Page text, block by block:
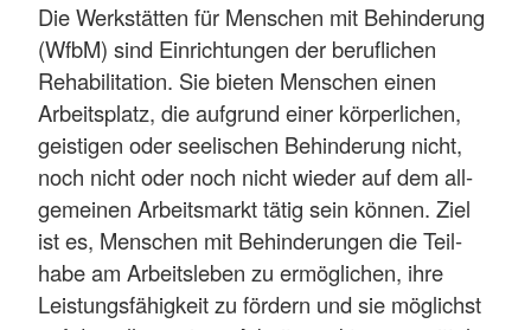
Die Werkstätten für Menschen mit Behinderung
(WfbM) sind Einrichtungen der beruflichen
Rehabilitation. Sie bieten Menschen einen
Arbeitsplatz, die aufgrund einer körperlichen,
geistigen oder seelischen Behinderung nicht,
noch nicht oder noch nicht wieder auf dem all-
gemeinen Arbeitsmarkt tätig sein können. Ziel
ist es, Menschen mit Behinderungen die Teil-
habe am Arbeitsleben zu ermöglichen, ihre
Leistungsfähigkeit zu fördern und sie möglichst